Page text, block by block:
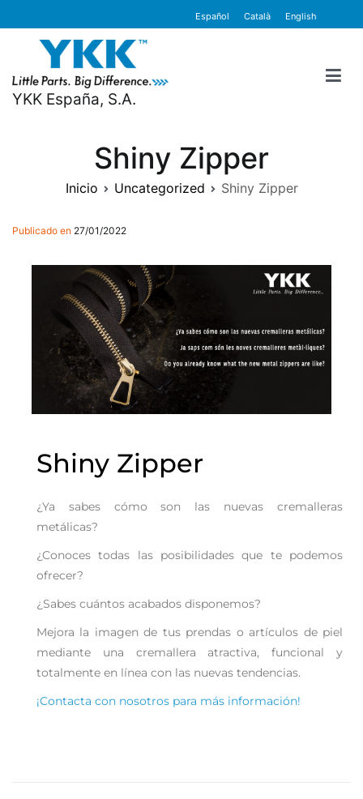
Español Català English
YKK España, S.A.
Shiny Zipper
Inicio Uncategorized Shiny Zipper
Publicado en 27/01/2022
Shiny Zipper
¿Ya sabes cómo son las nuevas cremalleras
metálicas?
¿Conoces todas las posibilidades que te podemos
ofrecer?
¿Sabes cuántos acabados disponemos?
Mejora la imagen de tus prendas o artículos de piel
mediante una cremallera atractiva, funcional y
totalmente en línea con las nuevas tendencias.
¡Contacta con nosotros para más información!